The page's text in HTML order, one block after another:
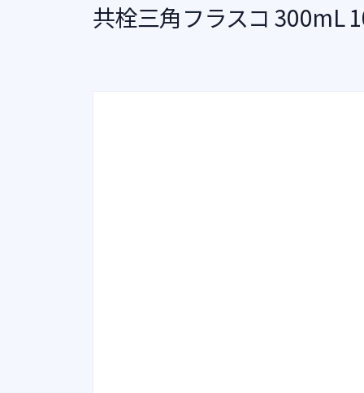
共栓三角フラスコ 300mL